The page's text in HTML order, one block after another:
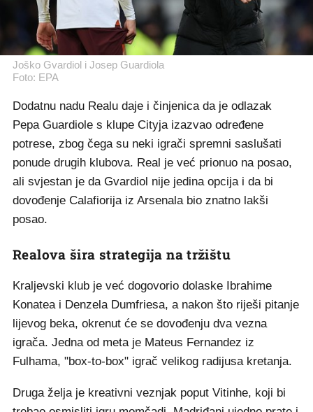
Joško Gvardiol i Josep Guardiola
Foto: EPA
Dodatnu nadu Realu daje i činjenica da je odlazak
Pepa Guardiole s klupe Cityja izazvao određene
potrese, zbog čega su neki igrači spremni saslušati
ponude drugih klubova. Real je već prionuo na posao,
ali svjestan je da Gvardiol nije jedina opcija i da bi
dovođenje Calafiorija iz Arsenala bio znatno lakši
posao.
Realova šira strategija na tržištu
Kraljevski klub je već dogovorio dolaske Ibrahime
Konatea i Denzela Dumfriesa, a nakon što riješi pitanje
lijevog beka, okrenut će se dovođenju dva vezna
igrača. Jedna od meta je Mateus Fernandez iz
Fulhama, "box-to-box" igrač velikog radijusa kretanja.
Druga želja je kreativni veznjak poput Vitinhe, koji bi